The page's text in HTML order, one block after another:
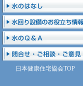
日本健康住宅協会TOP